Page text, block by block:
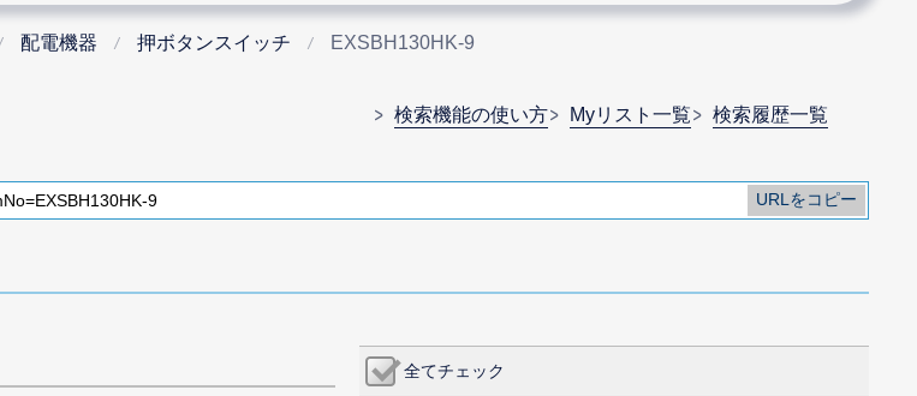
配電機器 押ボタンスイッチ EXSBH130HK-9
検索機能の使い方 Myリスト一覧 検索履歴一覧
全てチェック